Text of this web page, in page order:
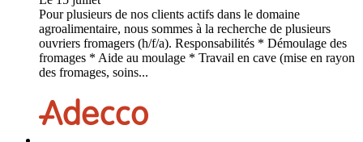
Pour plusieurs de nos clients actifs dans le domaine
agroalimentaire, nous sommes à la recherche de plusieurs
ouvriers fromagers (h/f/a). Responsabilités * Démoulage des
fromages * Aide au moulage * Travail en cave (mise en rayon
des fromages, soins...